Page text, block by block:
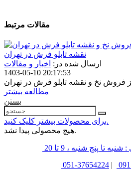
مقالات مرتبط
نقشه تابلو فرش در تهران
ارسال شده در: اخبار و مقالات
1403-05-10 20:17:53
فروش نخ و نقشه تابلو فرش در تهران
مطالعه بیشتر
بستن
برای محصولات بیشتر کلیک کنید.
هیچ محصولی پیدا نشد.
تا پنج شنبه ، 9 تا 20
051-37654224 |